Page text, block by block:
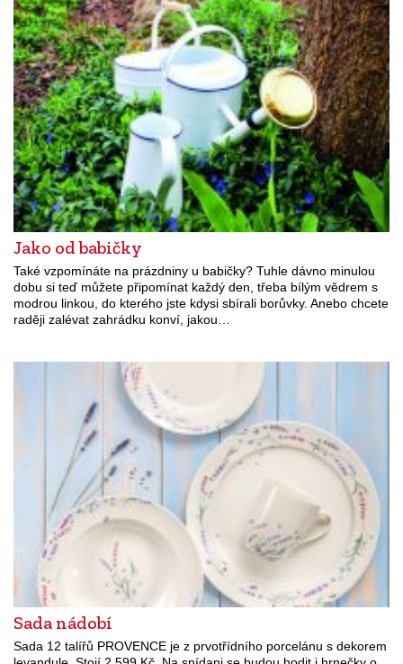
Jako od babičky
Také vzpomínáte na prázdniny u babičky? Tuhle dávno minulou
dobu si teď můžete připomínat každý den, třeba bílým vědrem s
modrou linkou, do kterého jste kdysi sbírali borůvky. Anebo chcete
raději zalévat zahrádku konví, jakou…
Sada nádobí
Sada 12 talířů PROVENCE je z prvotřídního porcelánu s dekorem